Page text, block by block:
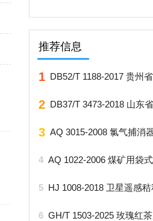
推荐信息
1 DB52/T 1188-2017 贵州省绿色贵
2 DB37/T 3473-2018 山东省省级机关办公楼（区）
3 AQ 3015-2008 氯气捕消
4 AQ 1022-2006 煤矿用袋
5 HJ 1008-2018 卫星遥感秸秆焚烧
6 GH/T 1503-2025 玫瑰红茶加